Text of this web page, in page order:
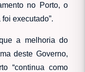
no Porto, o
executado”.
a melhoria do
deste Governo,
“continua como